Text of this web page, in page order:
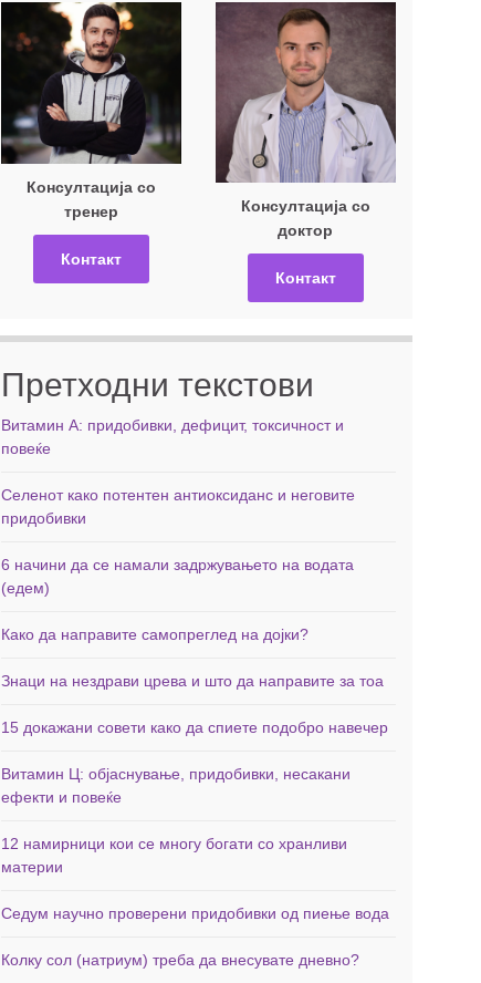
Консултација со
тренер
Контакт
Консултација со
доктор
Контакт
Претходни текстови
Витамин А: придобивки, дефицит, токсичност и
повеќе
Селенот како потентен антиоксиданс и неговите
придобивки
6 начини да се намали задржувањето на водата
(едем)
Како да направите самопреглед на дојки?
Знаци на нездрави црева и што да направите за тоа
15 докажани совети како да спиете подобро навечер
Витамин Ц: објаснување, придобивки, несакани
ефекти и повеќе
12 намирници кои се многу богати со хранливи
материи
Седум научно проверени придобивки од пиење вода
Колку сол (натриум) треба да внесувате дневно?